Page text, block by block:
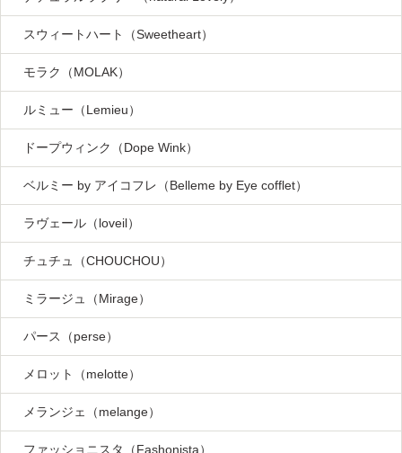
スウィートハート（Sweetheart）
モラク（MOLAK）
ルミュー（Lemieu）
ドープウィンク（Dope Wink）
ベルミー by アイコフレ（Belleme by Eye cofflet）
ラヴェール（loveil）
チュチュ（CHOUCHOU）
ミラージュ（Mirage）
パース（perse）
メロット（melotte）
メランジェ（melange）
ファッショニスタ（Fashonista）